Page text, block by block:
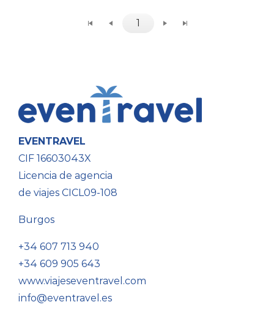
1
EVENTRAVEL
CIF 16603043X
Licencia de agencia
de viajes CICL09-108
Burgos
+34 607 713 940
+34 609 905 643
www.viajeseventravel.com
info@eventravel.es